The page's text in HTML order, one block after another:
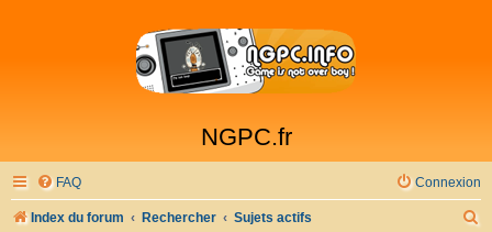
NGPC.fr
FAQ Connexion
Index du forum Rechercher Sujets actifs